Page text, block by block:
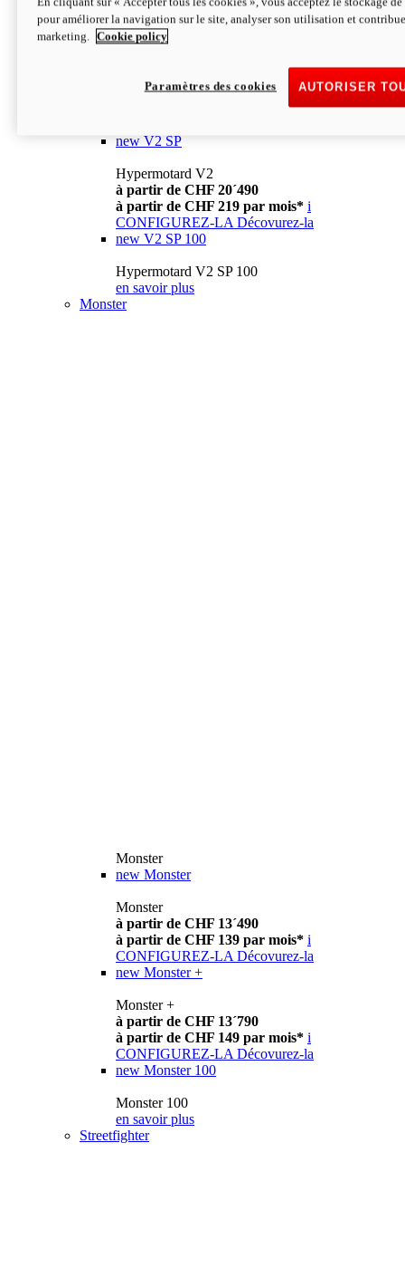
à partir de CHF 13´990 i
CONFIGUREZ-LA Décovurez-la
newV2
à partir de CHF 15´990
à partir de CHF 169 par mois* i
new V2 SP
Hypermotard V2
à partir de CHF 20´490
à partir de CHF 219 par mois* i
CONFIGUREZ-LA Décovurez-la
new V2 SP 100
Hypermotard V2 SP 100
en savoir plus
Monster
Monster
new Monster
Monster
à partir de CHF 13´490
à partir de CHF 139 par mois* i
CONFIGUREZ-LA Décovurez-la
new Monster +
Monster +
à partir de CHF 13´790
à partir de CHF 149 par mois* i
CONFIGUREZ-LA Décovurez-la
new Monster 100
Monster 100
en savoir plus
Streetfighter
pour améliorer la navigation sur le site, analyser son utilisation et
marketing.
Cookie policy
AUTORISER
Paramètres des cookies